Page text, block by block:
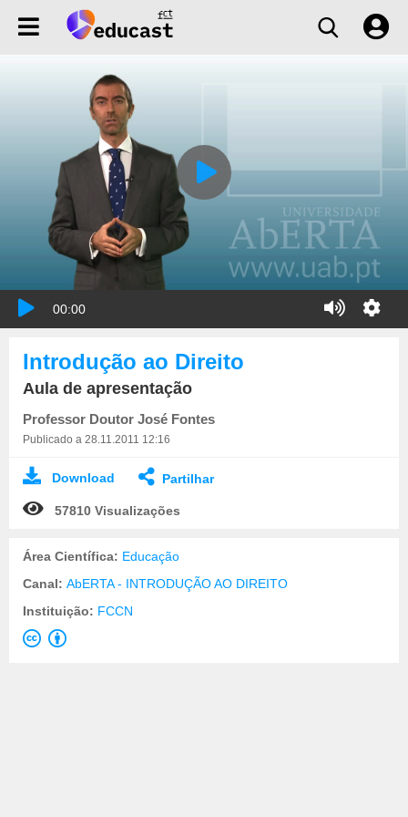
00:00
Introdução ao Direito
Aula de apresentação
Professor Doutor José Fontes
Publicado a 28.11.2011 12:16
Download Partilhar
57810 Visualizações
Área Científica: Educação
Canal: AbERTA - INTRODUÇÃO AO DIREITO
Instituição: FCCN